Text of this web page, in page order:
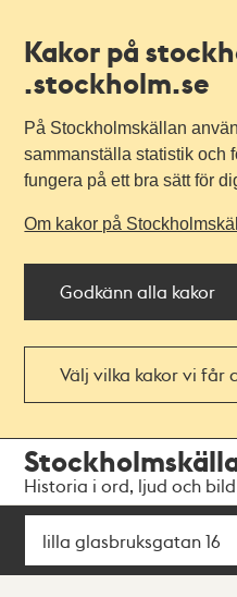
Kakor på
.stockholm.se
På Stockholmskällan
sammanställa statistik och
fungera på ett bra sätt för
Om kakor på
Godkänn alla kakor
Välj vilka kakor vi får
navigationen
huvudinnehållet
Historia i ord, ljud och bild
Sök